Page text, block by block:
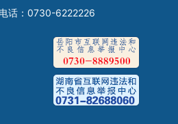
话：0730-6222226